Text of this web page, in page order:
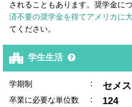
されることもあります。奨学金に
済不要の奨学金を得てアメリカに
てください。
学生生活
学期制 : セメ
卒業に必要な単位数 : 124